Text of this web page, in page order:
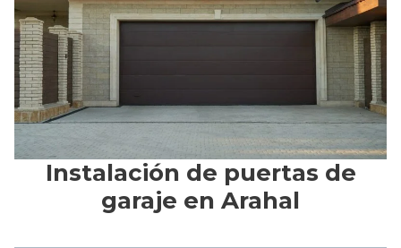
Instalación de puertas de
garaje en Arahal